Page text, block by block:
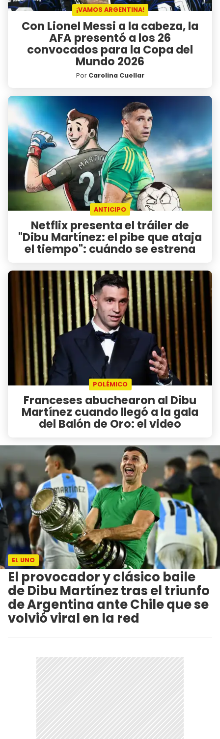
¡VAMOS ARGENTINA!
Con Lionel Messi a la cabeza, la
AFA presentó a los 26
convocados para la Copa del
Mundo 2026
Por Carolina Cuellar
ANTICIPO
Netflix presenta el tráiler de
"Dibu Martínez: el pibe que ataja
el tiempo": cuándo se estrena
POLÉMICO
Franceses abuchearon al Dibu
Martínez cuando llegó a la gala
del Balón de Oro: el video
EL UNO
El provocador y clásico baile
de Dibu Martínez tras el triunfo
de Argentina ante Chile que se
volvió viral en la red